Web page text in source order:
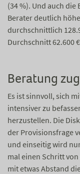
(34 %). Und auch
Berater deutlich
durchschnittlich
Durchschnitt 62.600
Beratung
Es ist sinnvoll, sich
intensiver zu
herzustellen. Die
der Provisionsfrage
und einseitig wird
mal einen Schritt
mit etwas Abstand